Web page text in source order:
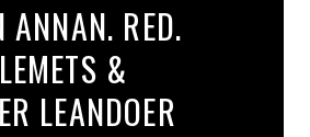
ANNAN. RED.
&
LEANDOER